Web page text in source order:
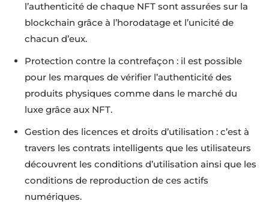
l’authenticité de chaque NFT sont assurées sur la
blockchain grâce à l’horodatage et l’unicité de
chacun d’eux.
Protection contre la contrefaçon : il est possible
pour les marques de vérifier l’authenticité des
produits physiques comme dans le marché du
luxe grâce aux NFT.
Gestion des licences et droits d’utilisation : c’est à
travers les contrats intelligents que les utilisateurs
découvrent les conditions d’utilisation ainsi que les
conditions de reproduction de ces actifs
numériques.